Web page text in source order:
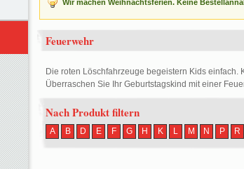
Wir machen Weihnachtsferien. Keine
Feuerwehr
Die roten Löschfahrzeuge begeistern Kids
Überraschen Sie Ihr Geburtstagskind mit einer
Nach Produkt filtern
A B D E F G H K L M N P R